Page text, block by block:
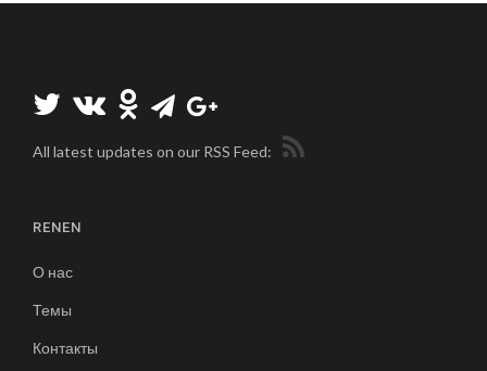
All latest updates on our RSS Feed:
RENEN
О нас
Темы
Контакты